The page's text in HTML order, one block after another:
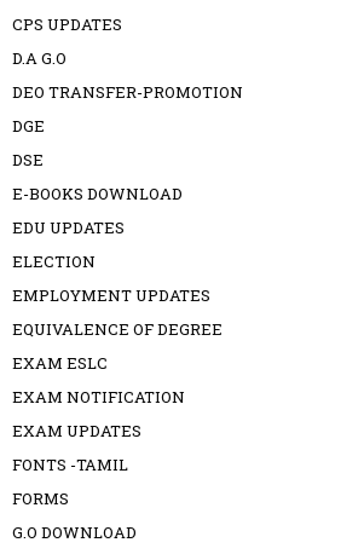
CPS UPDATES
D.A G.O
DEO TRANSFER-PROMOTION
DGE
DSE
E-BOOKS DOWNLOAD
EDU UPDATES
ELECTION
EMPLOYMENT UPDATES
EQUIVALENCE OF DEGREE
EXAM ESLC
EXAM NOTIFICATION
EXAM UPDATES
FONTS -TAMIL
FORMS
G.O DOWNLOAD